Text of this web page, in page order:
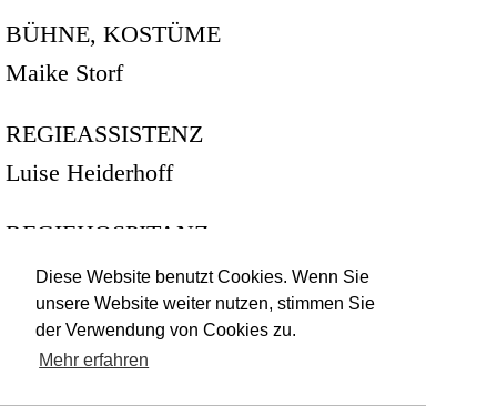
Diese Website benutzt Cookies. Wenn Sie
unsere Website weiter nutzen, stimmen Sie
der Verwendung von Cookies zu.
Mehr erfahren
BÜHNE, KOSTÜME
Maike Storf
REGIEASSISTENZ
Luise Heiderhoff
REGIEHOSPITANZ
Shantal Mhanna